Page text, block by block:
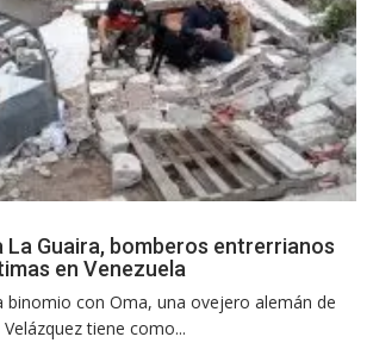
La Guaira, bomberos entrerrianos
en Venezuela
binomio con Oma, una ovejero alemán de
tiene como...